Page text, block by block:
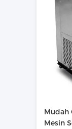
Mudah
Mesin